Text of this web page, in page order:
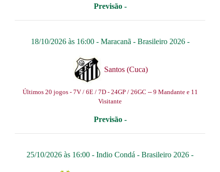
Previsão -
18/10/2026 às 16:00 - Maracanã - Brasileiro 2026-
Santos (Cuca)
Últimos 20 jogos - 7V / 6E / 7D - 24GP / 26GC -- 9 Mandante e 11
Visitante
Previsão -
25/10/2026 às 16:00 - Indio Condá - Brasileiro 2026 -